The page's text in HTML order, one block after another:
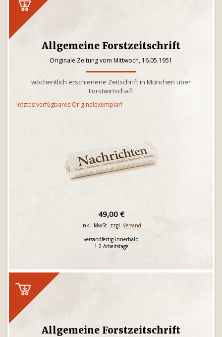
Allgemeine Forstzeitschrift
Originale Zeitung vom Mittwoch, 16.05.1951
wöchentlich erschienene Zeitschrift in München über
Forstwirtschaft
letztes verfügbares Originalexemplar!
49,00 €
inkl. MwSt. zzgl. Versand
versandfertig innerhalb
1-2 Arbeitstage
Allgemeine Forstzeitschrift